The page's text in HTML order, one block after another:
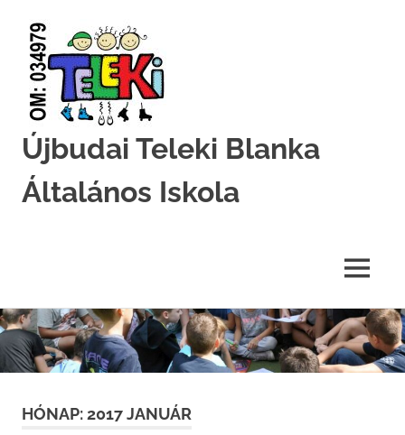
Skip
to
content
Újbudai Teleki Blanka
Általános Iskola
MENU
HÓNAP:2017 JANUÁR